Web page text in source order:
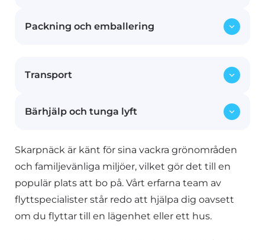
Vi hjälper dig att skruva isär möblerna inför
till att dina möbler hanteras med omsorg.
Packning och emballering
Allt från ömtåliga föremål till större möbler
packas och emballeras noggrant med vårt
dina ägodelar under transporten.
Transport
Med våra moderna och säkra flyttfordon
tillhörigheter tryggt från din gamla bostad
till ditt nya hem, oavsett om det är inom
Stockholm eller till en annan stad.
Bärhjälp och tunga lyft
Våra starka och erfarna medarbetare ser till
att även tunga och otympliga föremål flyttas
säkert. Vi tar hand om både småsaker och
större möbler, inklusive piano och
kassaskåp.
Skarpnäck är känt för sina vackra grönområden
och familjevänliga miljöer, vilket gör det till en
populär plats att bo på. Vårt erfarna team av
flyttspecialister står redo att hjälpa dig oavsett
om du flyttar till en lägenhet eller ett hus.